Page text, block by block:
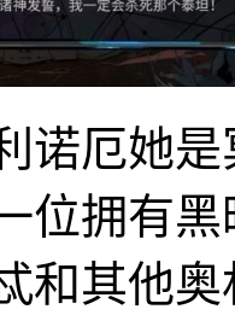
诺厄她
位拥有
和其他